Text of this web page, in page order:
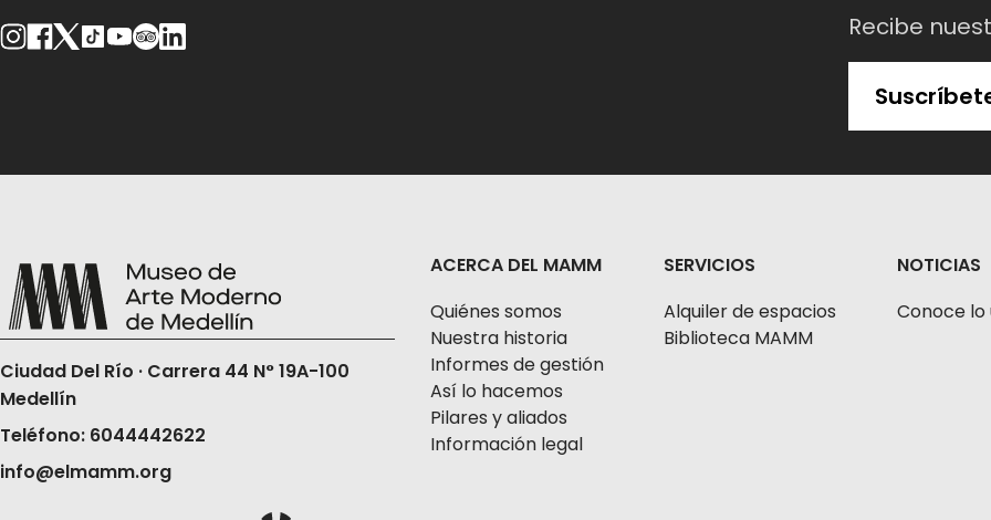
Recibe
Ciudad Del Río · Carrera 44 N° 19A-100
Medellín
Teléfono: 6044442622
info@elmamm.org
ACERCA DEL MAMM
Quiénes somos
Nuestra historia
Informes de gestión
Así lo hacemos
Pilares y aliados
Información legal
SERVICIOS
Alquiler de espacios
Biblioteca MAMM
NOTICIAS
Conoce lo